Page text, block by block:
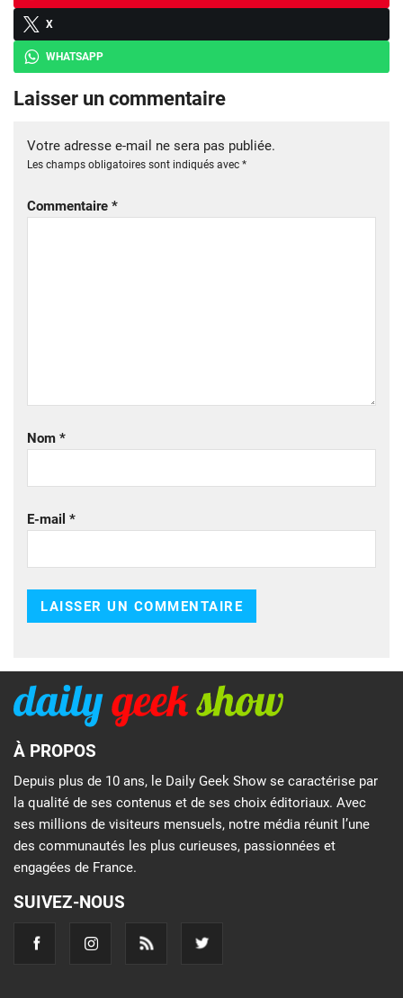
X
WHATSAPP
Laisser un commentaire
Votre adresse e-mail ne sera pas publiée.
Les champs obligatoires sont indiqués avec *
Commentaire *
Nom *
E-mail *
À PROPOS
Depuis plus de 10 ans, le Daily Geek Show se caractérise par
la qualité de ses contenus et de ses choix éditoriaux. Avec
ses millions de visiteurs mensuels, notre média réunit l’une
des communautés les plus curieuses, passionnées et
engagées de France.
SUIVEZ-NOUS